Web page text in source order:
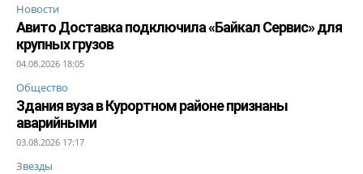
Новости
Авито Доставка подключила «Байкал Сервис» для
крупных грузов
04.08.2026 18:05
Общество
Здания вуза в Курортном районе признаны
аварийными
03.08.2026 17:17
Звезды